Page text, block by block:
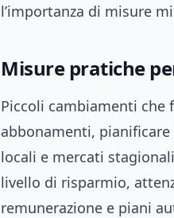
l’importanza di misure
Misure pratiche
Piccoli cambiamenti che
abbonamenti,
locali e mercati
livello di risparmio,
remunerazione e piani